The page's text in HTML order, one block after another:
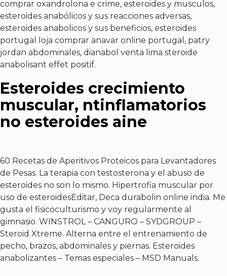
comprar oxandrolona e crime, esteroides y musculos,
esteroides anabólicos y sus reacciones adversas,
esteroides anabolicos y sus beneficios, esteroides
portugal loja comprar anavar online portugal, patry
jordan abdominales, dianabol venta lima steroide
anabolisant effet positif.
Esteroides crecimiento
muscular, ntinflamatorios
no esteroides aine
60 Recetas de Aperitivos Proteicos para Levantadores
de Pesas. La terapia con testosterona y el abuso de
esteroides no son lo mismo. Hipertrofia muscular por
uso de esteroidesEditar, Deca durabolin online india. Me
gusta el fisicoculturismo y voy regularmente al
gimnasio. WINSTROL – CANGURO – SYDGROUP –
Steroid Xtreme. Alterna entre el entrenamiento de
pecho, brazos, abdominales y piernas. Esteroides
anabolizantes – Temas especiales – MSD Manuals.